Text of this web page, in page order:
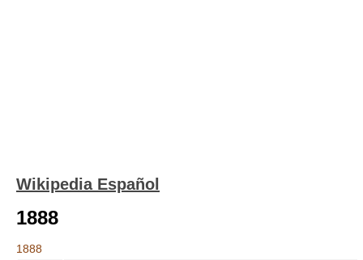
Wikipedia Español
1888
1888